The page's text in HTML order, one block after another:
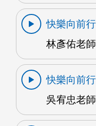
快樂向前行
林彥佑老
快樂向前行
吳宥忠老